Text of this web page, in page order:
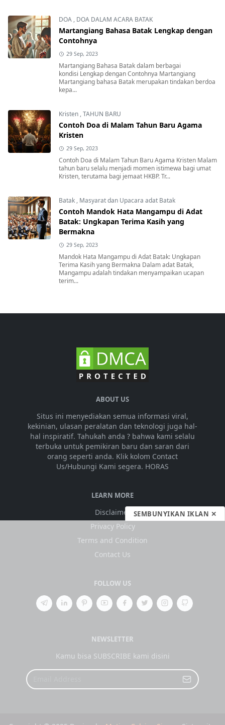
DOA , DOA DALAM ACARA BATAK
Martangiang Bahasa Batak Lengkap dengan
Contohnya
29 Sep, 2023
Martangiang Bahasa Batak dalam berbagai
kondisi Lengkap dengan Contohnya Martangiang
Martangiang bahasa Batak merupakan tindakan berdoa
kepa...
Kristen ,TAHUN BARU
Contoh Doa di Malam Tahun Baru Agama
Kristen
29 Sep, 2023
Contoh Doa di Malam Tahun Baru Agama Kristen Malam
tahun baru selalu menjadi momen istimewa bagi umat
Kristen, terutama bagi jemaat HKBP. Tr...
Batak , Masyarat dan Upacara adat Batak
Contoh Mandok Hata Mangampu di Adat
Batak: Ungkapan Terima Kasih yang
Bermakna
29 Sep, 2023
Mandok Hata Mangampu di Adat Batak: Ungkapan
Terima Kasih yang Bermakna Dalam adat Batak,
Mangampu adalah tindakan menyampaikan ucapan
terim...
ABOUT US
Situs ini menyediakan semua informasi viral,
kekinian, ulasan peralatan dan teknologi juga hal-
hal inspiratif. Tahukah anda ? bahwa kami selalu
terbuka untuk pemikiran baru dan saran dari
orang seperti anda. Klik kolom Contact
Us/Hubungi Kami segera. HORAS
LEARN MORE
Disclaimer
Privacy Policy
Terms and Condition
Contact Us
FOLLOW US
NEWSLETTER
Kamu bisa SUBSCRIBE kami disini
SEMBUNYIKAN IKLAN ✕